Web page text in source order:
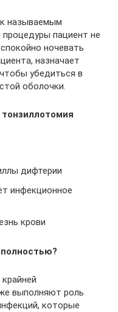
называемым
пациент не
ночевать
назначает
убедиться в
оболочки.
дифтерии
инфекционное
крови
выполняют роль
которые